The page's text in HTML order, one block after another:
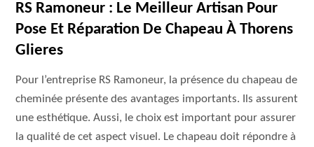
RS Ramoneur : Le Meilleur Artisan Pour
Pose Et Réparation De Chapeau À Thorens
Glieres
Pour l’entreprise RS Ramoneur, la présence du chapeau de
cheminée présente des avantages importants. Ils assurent
une esthétique. Aussi, le choix est important pour assurer
la qualité de cet aspect visuel. Le chapeau doit répondre à